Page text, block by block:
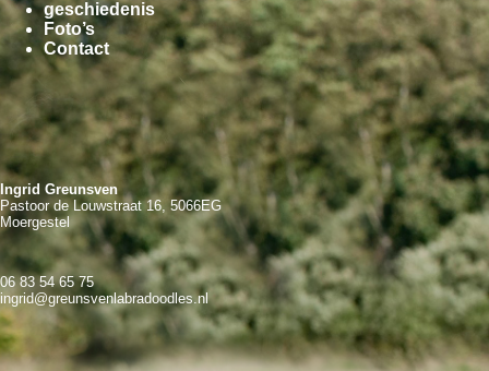
geschiedenis
Foto’s
Contact
Ingrid Greunsven
Pastoor de Louwstraat 16, 5066EG
Moergestel
06 83 54 65 75
ingrid@greunsvenlabradoodles.nl